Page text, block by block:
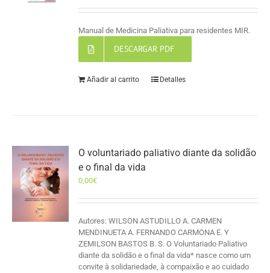
Manual de Medicina Paliativa para residentes MIR.
DESCARGAR PDF
Añadir al carrito Detalles
O voluntariado paliativo diante da solidão
e o final da vida
0,00€
Autores: WILSON ASTUDILLO A. CARMEN
MENDINUETA A. FERNANDO CARMONA E. Y
ZEMILSON BASTOS B. S. O Voluntariado Paliativo
diante da solidão e o final da vida* nasce como um
convite à solidariedade, à compaixão e ao cuidado